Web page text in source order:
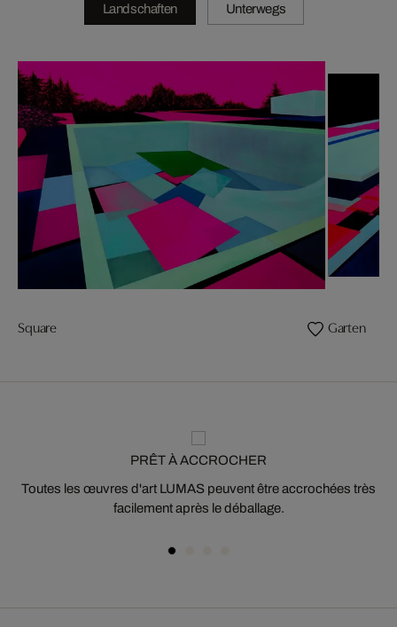
Landschaften Unterwegs
Square Garten
PRÊT À ACCROCHER
Toutes les œuvres d'art LUMAS peuvent être accrochées très
facilement après le déballage.